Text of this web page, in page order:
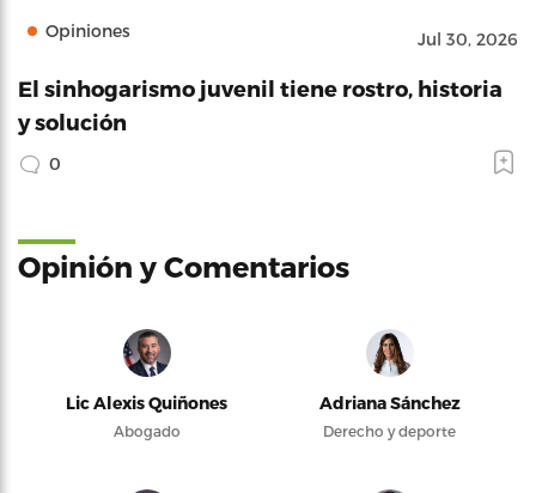
Opiniones Jul 30, 2026
El sinhogarismo juvenil tiene rostro, historia
y solución
0
Opinión y Comentarios
Lic Alexis Quiñones
Abogado
Adriana Sánchez
Derecho y deporte